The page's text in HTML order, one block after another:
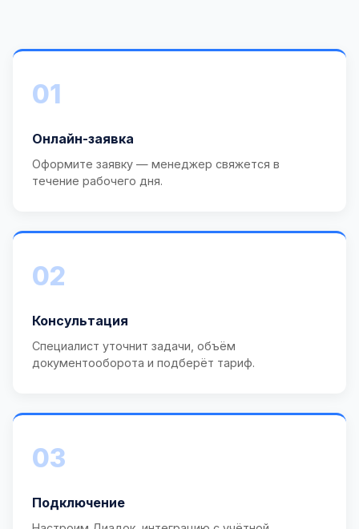
01
Онлайн-заявка
Оформите заявку — менеджер свяжется в
течение рабочего дня.
02
Консультация
Специалист уточнит задачи, объём
документооборота и подберёт тариф.
03
Подключение